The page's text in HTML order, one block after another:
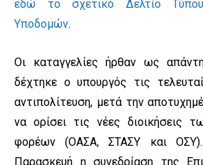
εδώ το σχετικό Δελτίο
Υποδομών.
Οι καταγγελίες ήρθαν ως
δέχτηκε ο υπουργός τις
αντιπολίτευση, μετά την
να ορίσει τις νέες διοικήσεις
φορέων (ΟΑΣΑ, ΣΤΑΣΥ και ΟΣΥ).
Παρασκευή η συνεδρίαση της